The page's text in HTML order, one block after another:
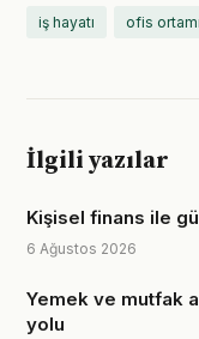
iş hayatı ofis ortamı
İlgili yazılar
Kişisel finans ile
6 Ağustos 2026
Yemek ve mutfak
yolu